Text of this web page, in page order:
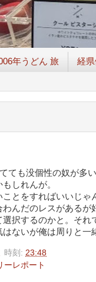
年うどん 旅 経
ても没個性の奴が多
しれんが。
ことをすればいいじ
わんだのレスがある
選択するのかと。それ
ないが俺は周りと一
時刻: 23:48
ーレポート